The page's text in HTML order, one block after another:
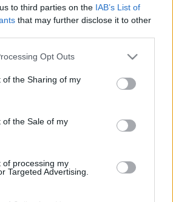
to third parties on the IAB’s List of
that may further disclose it to other
app uses one or more Google
or usage behaviour. You may click to
to Google and its third-party tags to
specified purposes in below Google
Opt Outs
of the Sharing of my
of the Sale of my
of processing my
Targeted Advertising.
A CSOKOLÁDÉ
INTÉZKEDÉSEK A VAS
A KORONAVÍRUS
ÉTCSOKOLÁDÉVAL,
KÉSZÍTTETTEK
melyik projekt érdemelte ki a kézműves
SZÁMADATA: 3500